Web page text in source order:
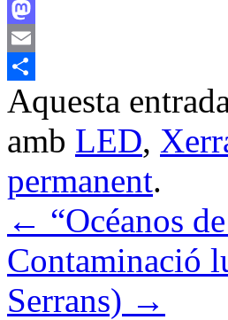
Facebook
Mastodon
Email
Comparteix
Aquesta
amb LED,
permanent.
← “Océanos
Contaminació
Serrans) →